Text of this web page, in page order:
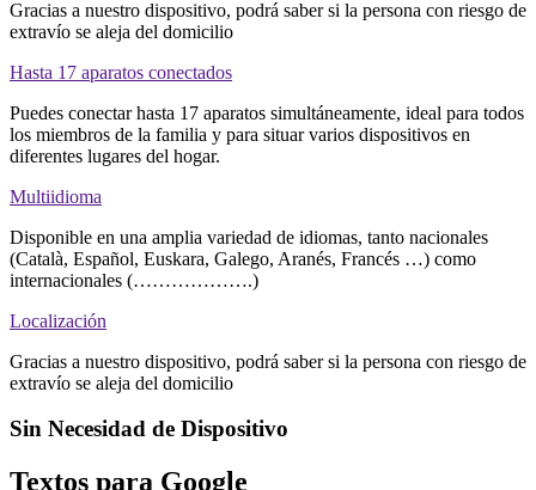
Gracias a nuestro dispositivo, podrá saber si la persona con riesgo de
extravío se aleja del domicilio
Hasta 17 aparatos conectados
Puedes conectar hasta 17 aparatos simultáneamente, ideal para todos
los miembros de la familia y para situar varios dispositivos en
diferentes lugares del hogar.
Multiidioma
Disponible en una amplia variedad de idiomas, tanto nacionales
(Català, Español, Euskara, Galego, Aranés, Francés …) como
internacionales (……………….)
Localización
Gracias a nuestro dispositivo, podrá saber si la persona con riesgo de
extravío se aleja del domicilio
Sin Necesidad de Dispositivo
Textos para Google